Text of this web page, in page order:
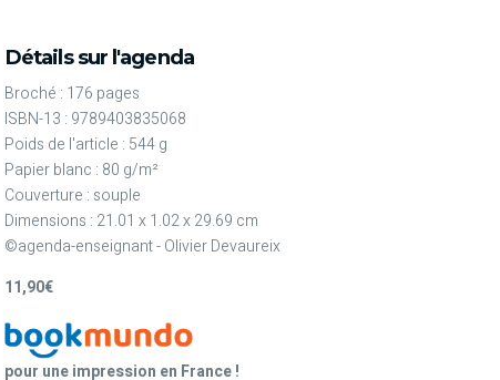
Détails sur l'agenda
Broché : 176 pages
ISBN-13 : 9789403835068
Poids de l'article : 544 g
Papier blanc : 80 g/m²
Couverture : souple
Dimensions : 21.01 x 1.02 x 29.69 cm
©agenda-enseignant - Olivier Devaureix
11,90€
pour une impression en France !